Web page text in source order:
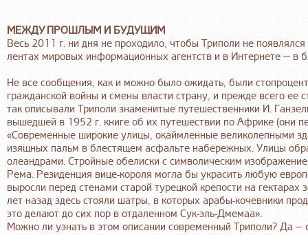
МЕЖДУ ПРОШЛЫМ И БУДУЩИМ
Весь 2011 г. ни дня не проходило, чтобы Триполи не
лентах мировых информационных агентств и в Интернете — в
Не все сообщения, как и можно было ожидать, были
гражданской войны и смены власти страну, и прежде всего
так описывали Триполи знаменитые путешественники И.
вышедшей в 1952 г. книге об их путешествии по Африке (они
«Современные широкие улицы, окаймленные великолепными
изящных пальм в блестящем асфальте набережных. Улицы
олеандрами. Стройные обелиски с символическим
Рема. Резиденция вице-короля могла бы украсить любую
выросли перед стенами старой турецкой крепости на
лет назад здесь стояли шатры, в которых арабы-кочевники
это делают до сих пор в отдаленном Сук-эль-Дмемаа».
Можно ли узнать в этом описании современный Триполи? Да —